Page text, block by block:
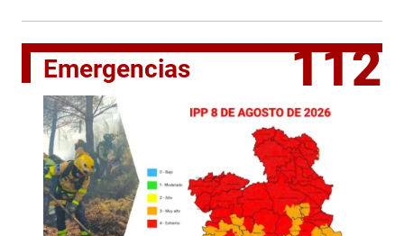
Emergencias 112